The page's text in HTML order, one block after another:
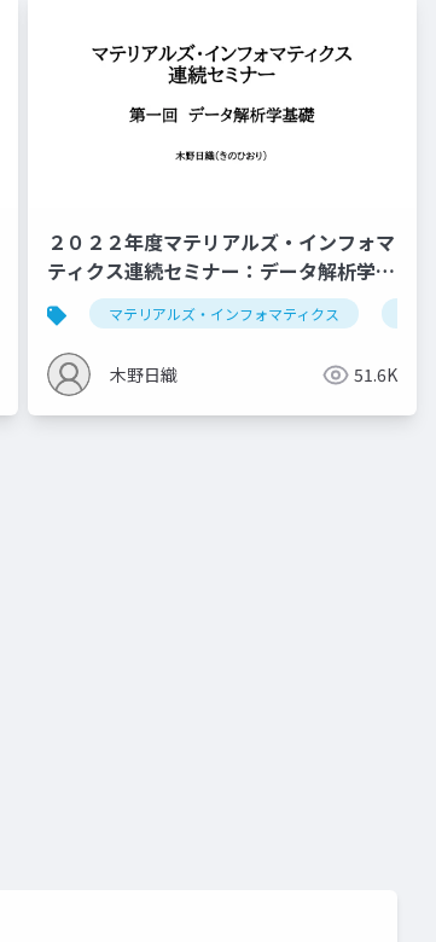
大規模言語モデル
データ解析学 セミナー 回帰
２０２２年度マテリアルズ・インフォマ
ティクス連続セミナー：データ解析学基
礎
マテリアルズ・インフォマティクス
木野日織 51.6K